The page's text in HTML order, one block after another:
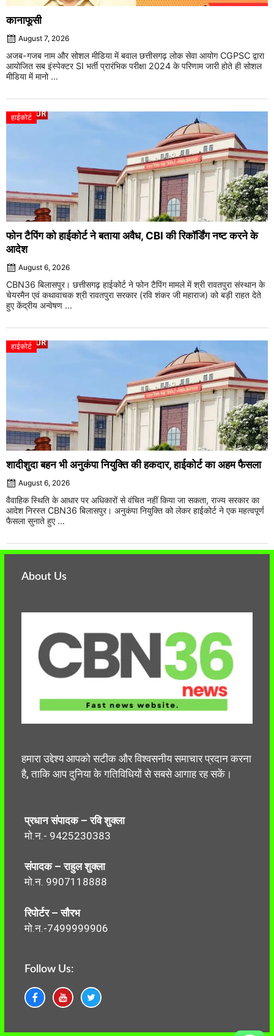
कानाफूसी
August 7, 2026
अजब-गजब नाम और सोशल मीडिया में बवाल छत्तीसगढ़ लोक सेवा आयोग CGPSC द्वारा
आयोजित सब इंस्पेक्टर SI भर्ती प्रारंभिक परीक्षा 2024 के परिणाम जारी होते ही सोशल
मीडिया में मानो ...
हाईकोर्ट
फोन टैपिंग को हाईकोर्ट ने बताया अवैध, CBI की रिकॉर्डिंग नष्ट करने के
आदेश
August 6, 2026
CBN36 बिलासपुर। छत्तीसगढ़ हाईकोर्ट ने फोन टैपिंग मामले में श्री रावतपुरा संस्थान के
चेयरमैन एवं कथावाचक श्री रावतपुरा सरकार (रवि शंकर जी महाराज) को बड़ी राहत देते
हुए केंद्रीय अन्वेषण ...
हाईकोर्ट
शादीशुदा बहन भी अनुकंपा नियुक्ति की हकदार, हाईकोर्ट का अहम फैसला
August 6, 2026
वैवाहिक स्थिति के आधार पर अधिकारों से वंचित नहीं किया जा सकता, राज्य सरकार का
आदेश निरस्त CBN36 बिलासपुर। अनुकंपा नियुक्ति को लेकर हाईकोर्ट ने एक महत्वपूर्ण
फैसला सुनाते हुए ...
About Us
हमारा उद्देश्य आपको सटीक और विश्वसनीय समाचार प्रदान करना
है, ताकि आप दुनिया के गतिविधियों से सबसे आगाह रह सकें।
प्रधान संपादक – रवि शुक्ला
मो.न.- 9425230383
संपादक – राहुल शुक्ला
मो.न. 9907118888
रिपोर्टर – सौरभ
मो.न.-7499999906
Follow Us: